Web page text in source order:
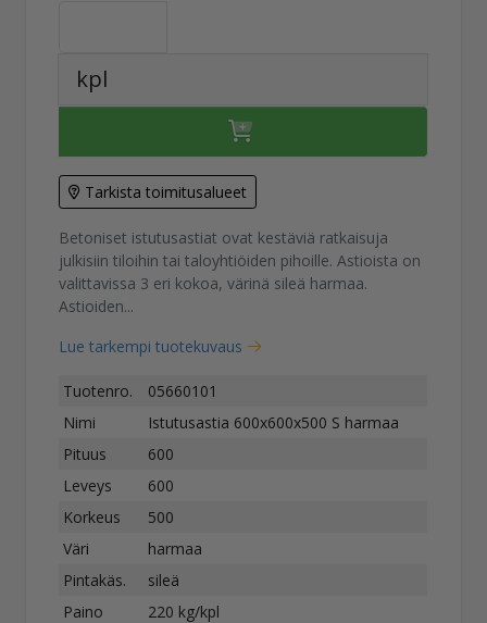
kpl
Tarkista toimitusalueet
Betoniset istutusastiat ovat kestäviä ratkaisuja
julkisiin tiloihin tai taloyhtiöiden pihoille. Astioista on
valittavissa 3 eri kokoa, värinä sileä harmaa.
Astioiden...
Lue tarkempi tuotekuvaus
Tuotenro.
05660101
Nimi
Istutusastia 600x600x500 S harmaa
Pituus
600
Leveys
600
Korkeus
500
Väri
harmaa
Pintakäs.
sileä
Paino
220 kg/kpl